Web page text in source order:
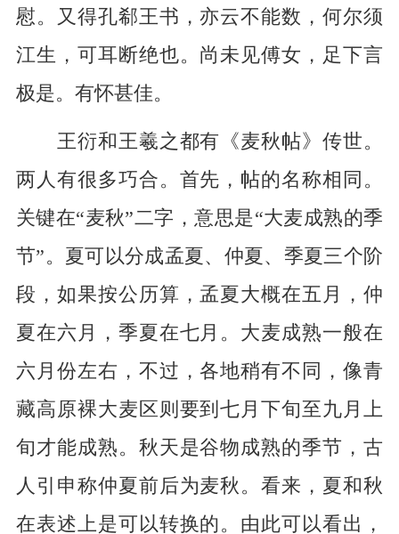
慰。又得孔郗王书，亦云不能数，何尔须
江生，可耳断绝也。尚未见傅女，足下言
极是。有怀甚佳。
王衍和王羲之都有《麦秋帖》传世。
两人有很多巧合。首先，帖的名称相同。
关键在“麦秋”二字，意思是“大麦成熟的季
节”。夏可以分成孟夏、仲夏、季夏三个阶
段，如果按公历算，孟夏大概在五月，仲
夏在六月，季夏在七月。大麦成熟一般在
六月份左右，不过，各地稍有不同，像青
藏高原裸大麦区则要到七月下旬至九月上
旬才能成熟。秋天是谷物成熟的季节，古
人引申称仲夏前后为麦秋。看来，夏和秋
在表述上是可以转换的。由此可以看出，